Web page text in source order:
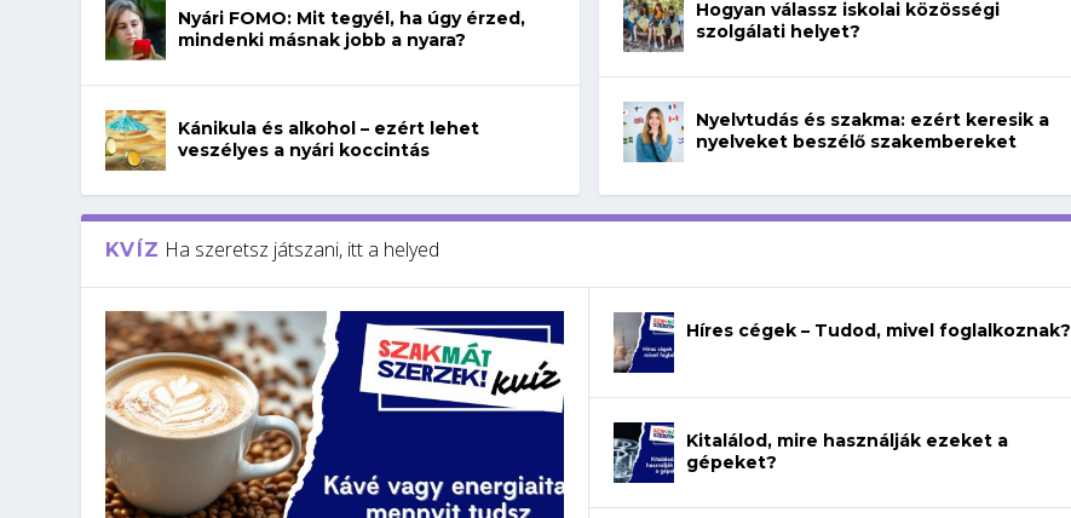
Nyári FOMO: Mit tegyél, ha úgy érzed,
mindenki másnak jobb a nyara?
Kánikula és alkohol – ezért lehet
veszélyes a nyári koccintás
Hogyan válassz iskolai közösségi
szolgálati helyet?
Nyelvtudás és szakma: ezért keresik a
nyelveket beszélő szakembereket
KVÍZ Ha szeretsz játszani, itt a helyed
Híres cégek – Tudod, mivel foglalkoznak?
Kitalálod, mire használják ezeket a
gépeket?